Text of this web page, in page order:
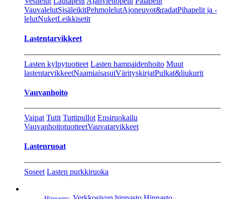
VauvalelutSisäleikitPehmolelutAjoneuvot&radatPihapelit ja -
lelutNuketLeikkisetit
Lastentarvikkeet
Lasten kylpytuotteet Lasten hampaidenhoito Muut
lastentarvikkeetNaamiaisasutVärityskirjatPulkat&liukurit
Vauvanhoito
Vaipat Tutit Tuttipullot Ensiruokailu
VauvanhoitotuotteetVauvatarvikkeet
Lastenruoat
Soseet Lasten purkkiruoka